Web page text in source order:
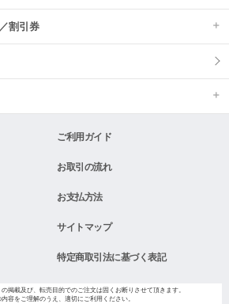
割引券
ご利用ガイド
お取引の流れ
お支払方法
サイトマップ
特定商取引法に基づく表記
掲載及び、転売目的でのご注文は固くお断りさせて頂きます。
容をご理解のうえ、適切にご利用ください。